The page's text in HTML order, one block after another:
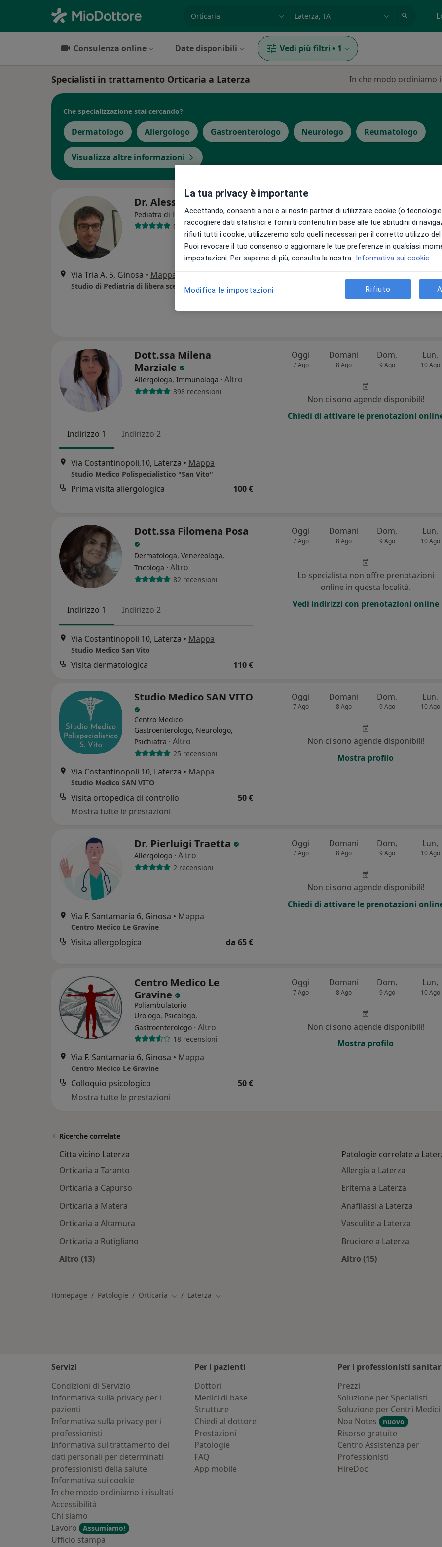
Consulenza online Date disponibili Vedi più filtri • 1
Specialisti in trattamento Orticaria a Laterza In che modo ordiniamo
Che specializzazione stai cercando?
Dermatologo Allergologo Gastroenterologo Neurologo Reumatologo
Visualizza altre informazioni
Dr. Alessio Galati
Pediatra di libera scelta, Pediatra
61 recensioni
Via Tria A. 5, Ginosa • Mappa
Studio di Pediatria di libera scelta Dott. Alessio Galati
7 Ago 8 Ago 9 Ago 10 Ago
Non ci sono agende disponibili!
Chiedi di attivare le prenotazioni online
Dott.ssa Milena
Marziale
Allergologa, Immunologa · Altro
398 recensioni
Indirizzo 1 Indirizzo 2
Via Costantinopoli,10, Laterza • Mappa
Studio Medico Polispecialistico "San Vito"
Prima visita allergologica 100 €
Oggi
7 Ago
Domani
8 Ago
Dom,
9 Ago
Lun,
10 Ago
Non ci sono agende disponibili!
Chiedi di attivare le prenotazioni
Dott.ssa Filomena Posa
Dermatologa, Venereologa,
Tricologa · Altro
82 recensioni
Indirizzo 1 Indirizzo 2
Via Costantinopoli 10, Laterza • Mappa
Studio Medico San Vito
Visita dermatologica 110 €
Oggi
7 Ago
Domani
8 Ago
Dom,
9 Ago
Lun,
10 Ago
Lo specialista non offre prenotazioni
online in questa località.
Vedi indirizzi con prenotazioni online
Studio Medico SAN VITO
Centro Medico
Gastroenterologo, Neurologo,
Psichiatra · Altro
25 recensioni
Via Costantinopoli 10, Laterza • Mappa
Studio Medico SAN VITO
Visita ortopedica di controllo
50 €
Mostra tutte le prestazioni
Oggi
7 Ago
Domani
8 Ago
Dom,
9 Ago
Lun,
10 Ago
Non ci sono agende disponibili!
Mostra profilo
Dr. Pierluigi Traetta
Allergologo · Altro
2 recensioni
Via F. Santamaria 6, Ginosa • Mappa
Centro Medico Le Gravine
Visita allergologica da 65 €
Oggi
7 Ago
Domani
8 Ago
Dom,
9 Ago
Lun,
10 Ago
Non ci sono agende disponibili!
Chiedi di attivare le prenotazioni
Centro Medico Le
Gravine
Poliambulatorio
Urologo, Psicologo,
Gastroenterologo · Altro
18 recensioni
Via F. Santamaria 6, Ginosa • Mappa
Centro Medico Le Gravine
Colloquio psicologico
50 €
Mostra tutte le prestazioni
Oggi
7 Ago
Domani
8 Ago
Dom,
9 Ago
Lun,
10 Ago
Non ci sono agende disponibili!
Mostra profilo
Ricerche correlate
Città vicino Laterza
Orticaria a Taranto
Orticaria a Capurso
Orticaria a Matera
Orticaria a Altamura
Orticaria a Rutigliano
Altro (13)
Patologie correlate a
Allergia a Laterza
Eritema a Laterza
Anafilassi a Laterza
Vasculite a Laterza
Bruciore a Laterza
Altro (15)
Homepage Patologie Orticaria Cambia città
Laterza Cambia città
Servizi
Condizioni di Servizio
Informativa sulla privacy per i
pazienti
Informativa sulla privacy per i
professionisti
Informativa sul trattamento dei
dati personali per determinati
professionisti della salute
Informativa sui cookie
In che modo ordiniamo i risultati
Accessibilità
Chi siamo
Lavoro
Assumiamo!
Ufficio stampa
Per i pazienti
Dottori
Medici di base
Strutture
Chiedi al dottore
Prestazioni
Patologie
FAQ
App mobile
Per i professionisti
Prezzi
Soluzione per Specialisti
Soluzione per Centri Medici
Noa Notes
nuovo
Risorse gratuite
Centro Assistenza per
Professionisti
HireDoc
La tua privacy è importante
Accettando, consenti a noi e ai nostri partner di utilizzare cookie (o
raccogliere dati statistici e fornirti contenuti in base alle tue abitudini di
rifiuti tutti i cookie, utilizzeremo solo quelli necessari per il corretto utilizzo
Puoi revocare il tuo consenso o aggiornare le tue preferenze in qualsiasi
impostazioni. Per saperne di più, consulta la nostra Informativa sui cookie
Modifica le impostazioni Rifiuto